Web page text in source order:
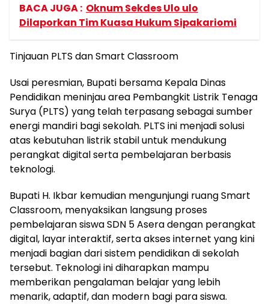
BACA JUGA : Oknum Sekdes Ulo ulo
Dilaporkan Tim Kuasa Hukum Sipakariomi
Tinjauan PLTS dan Smart Classroom
Usai peresmian, Bupati bersama Kepala Dinas
Pendidikan meninjau area Pembangkit Listrik Tenaga
Surya (PLTS) yang telah terpasang sebagai sumber
energi mandiri bagi sekolah. PLTS ini menjadi solusi
atas kebutuhan listrik stabil untuk mendukung
perangkat digital serta pembelajaran berbasis
teknologi.
Bupati H. Ikbar kemudian mengunjungi ruang Smart
Classroom, menyaksikan langsung proses
pembelajaran siswa SDN 5 Asera dengan perangkat
digital, layar interaktif, serta akses internet yang kini
menjadi bagian dari sistem pendidikan di sekolah
tersebut. Teknologi ini diharapkan mampu
memberikan pengalaman belajar yang lebih
menarik, adaptif, dan modern bagi para siswa.